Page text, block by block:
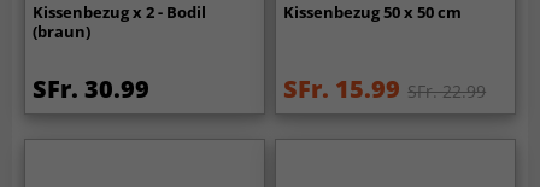
Kissenbezug x 2 - Bodil
(braun)
SFr. 30.99
Kissenbezug 50 x 50 cm
SFr. 15.99 SFr. 22.99